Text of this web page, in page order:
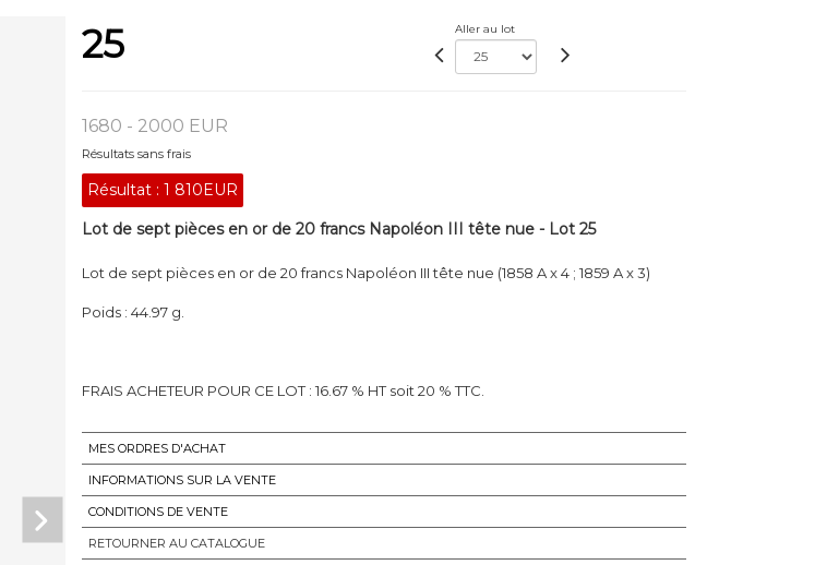
25 Aller au lot
1680 - 2000 EUR
Résultats sans frais
Résultat : 1 810EUR
Lot de sept pièces en or de 20 francs Napoléon III tête nue - Lot 25
Lot de sept pièces en or de 20 francs Napoléon III tête nue (1858 A x 4 ; 1859 A x 3)
Poids : 44.97 g.
FRAIS ACHETEUR POUR CE LOT : 16.67 % HT soit 20 % TTC.
MES ORDRES D'ACHAT
INFORMATIONS SUR LA VENTE
CONDITIONS DE VENTE
RETOURNER AU CATALOGUE